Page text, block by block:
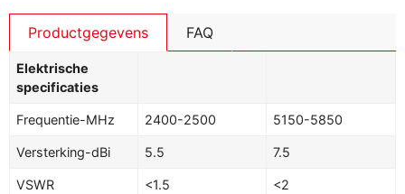
Productgegevens FAQ
Elektrische
specificaties
Frequentie-MHz 2400-2500 5150-5850
Versterking-dBi 5.5 7.5
VSWR <1.5 <2